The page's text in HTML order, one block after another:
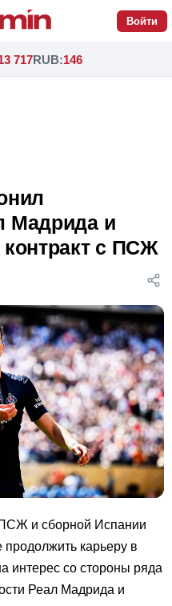
Войти
717RUB:146
Мадрида и
с ПСЖ
и сборной Испании
карьеру в
интерес со стороны ряда
Реал Мадрида и